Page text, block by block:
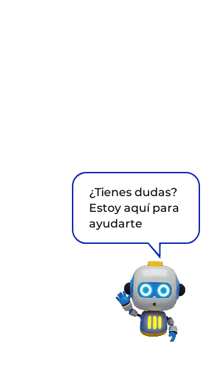
¿Tienes dudas?
Estoy aquí para
ayudarte